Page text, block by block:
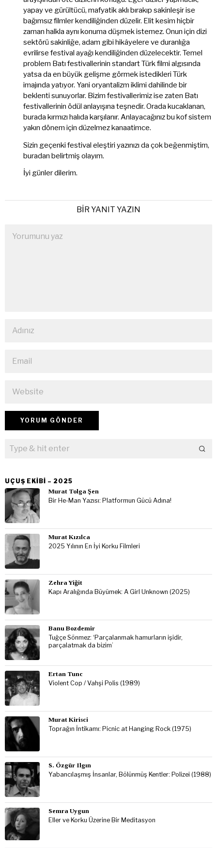
yapay ve gürültücü, mafyatik aklı bırakıp sakinleşir ise
bağımsız filmler kendiliğinden düzelir. Elit kesim hiçbir
zaman halkla aynı konuma düşmek istemez. Onun için dizi
sektörü sakinliğe, adam gibi hikâyelere ve duranlığa
evrilirse festival ayağı kendiliğinden düzelecektir. Temel
problem Batı festivallerinin standart Türk filmi algısında
yatsa da en büyük gelişme görmek istedikleri Türk
imajında yatıyor. Yani oryantalizm iklimi dahilinde bir
beklenti sunuyorlar. Bizim festivallerimiz ise zaten Batı
festivallerinin ödül anlayışına teşnedir. Orada kucaklanan,
burada kırmızı halıda karşılanır. Anlayacağınız bu kof sistem
yakın dönem için düzelmez kanaatimce.
Sizin geçenki festival eleştiri yazınızı da çok beğenmiştim,
buradan belirtmiş olayım.
İyi günler dilerim.
BIR YANIT YAZIN
UÇUŞ EKIBI – 2025
Murat Tolga Şen
Bir He-Man Yazısı: Platformun Gücü Adına!
Murat Kızılca
2025 Yılının En İyi Korku Filmleri
Zehra Yiğit
Kapı Aralığında Büyümek: A Girl Unknown (2025)
Banu Bozdemir
Tuğçe Sönmez: ‘Parçalanmak hamurların işidir,
parçalatmak da bizim’
Ertan Tunc
Violent Cop / Vahşi Polis (1989)
Murat Kirisci
Toprağın İntikamı: Picnic at Hanging Rock (1975)
S. Özgür Ilgın
Yabancılaşmış İnsanlar, Bölünmüş Kentler: Polizei (1988)
Semra Uygun
Eller ve Korku Üzerine Bir Meditasyon